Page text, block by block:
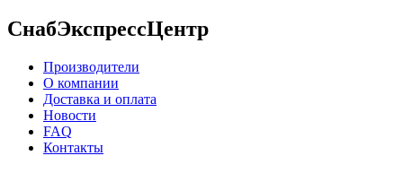
СнабЭкспрессЦентр
Производители
О компании
Доставка и оплата
Новости
FAQ
Контакты